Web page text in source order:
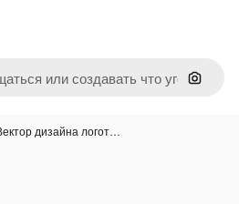
Поиск
дизайна логот…